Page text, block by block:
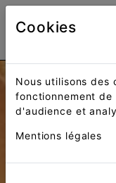
Cookies
Nous utilisons des
fonctionnement de
d'audience et
Mentions légales